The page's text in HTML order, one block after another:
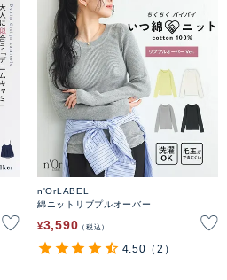
n'OrLABEL
綿ニットリブプルオーバー
¥3,590 税込
4.50 （2）